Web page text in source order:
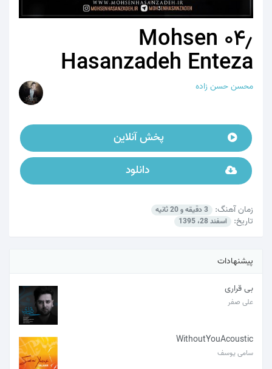
۰۴٫ Mohsen
Hasanzadeh Enteza
محسن حسن زاده
پخش آنلاین
دانلود
زمان آهنگ: 3 دقیقه و 20 ثانیه
تاریخ: اسفند 28، 1395
پیشنهادات
بی قراری
علی صفر
WithoutYouAcoustic
سامی یوسف